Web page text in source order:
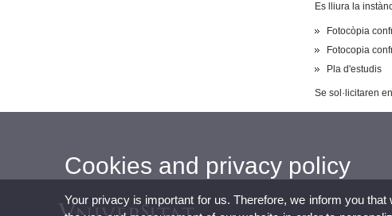
Es lliura la
Fotocòpia
Fotocopia
Pla d'estudis
Se sol·licitaren
Cookies and privacy policy
Your privacy is important for us. Therefore, we inform you